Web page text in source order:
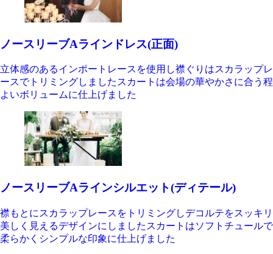
ノースリーブAラインドレス(正面)
立体感のあるインポートレースを使用し襟ぐりはスカラップレ
ースでトリミングしましたスカートは会場の華やかさに合う程
よいボリュームに仕上げました
ノースリーブAラインシルエット(ディテール)
襟もとにスカラップレースをトリミングしデコルテをスッキリ
美しく見えるデザインにしましたスカートはソフトチュールで
柔らかくシンプルな印象に仕上げました